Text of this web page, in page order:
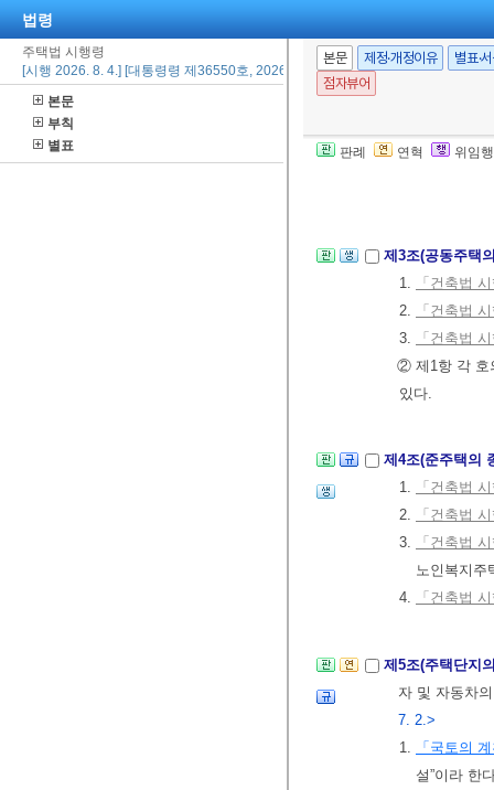
법령
주택법 시행령
[시행 2026. 8. 4.] [대통령령 제36550호, 2026. 8. 3., 일부개정]
본문
부칙
별표
본문 제정·개정이유
별표·
점자뷰어
판례 연혁 위임
1.「건축법
2.
「건축법
제3조(공동주택
1.
「건축법
2.
「건축법
3.
「건축법
② 제1항 각 호
있다.
제4조(준주택의
1.
「건축법
2.
「건축법
3.
「건축법
노인복지주
4.
「건축법
제5조(주택단지
자 및 자동차
7. 2.>
1.
「국토의
설”이라 한